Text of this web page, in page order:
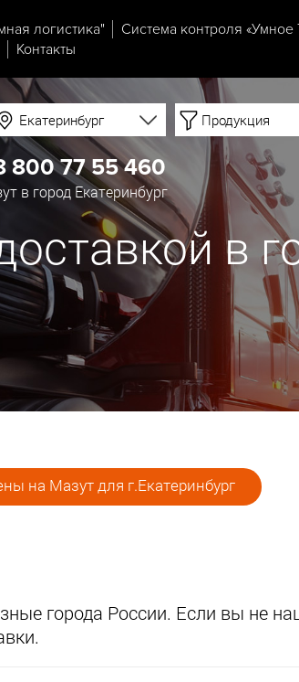
логистика" Система контроля «Умное
Контакты
Екатеринбург Продукция
800 77 55 460
в город Екатеринбург
в
на Мазут для г.Екатеринбург
города России. Если вы не